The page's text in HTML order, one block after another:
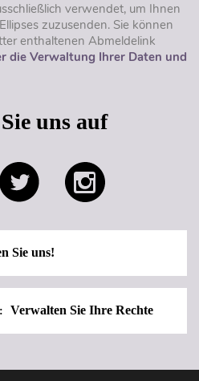
verwendet, um Ihnen
zuzusenden. Sie können
enthaltenen Abmeldelink
die Verwaltung Ihrer Daten und
uns auf
Sie uns!
Verwalten Sie Ihre Rechte